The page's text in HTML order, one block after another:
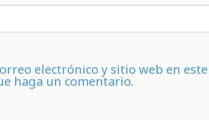
electrónico y sitio web en
haga un comentario.